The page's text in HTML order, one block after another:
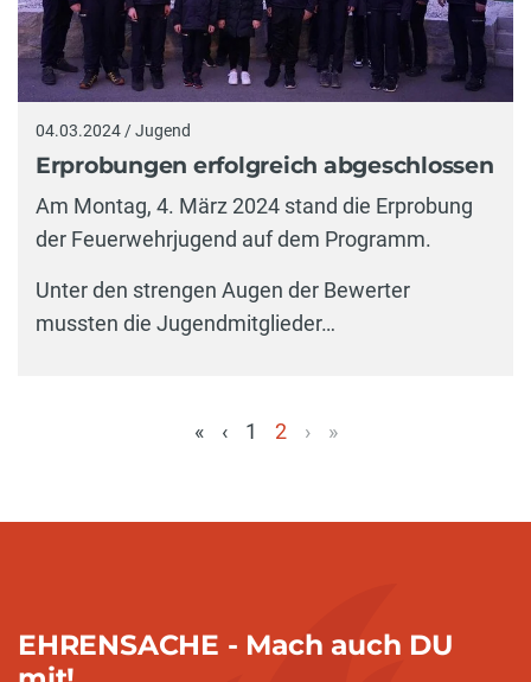
04.03.2024 / Jugend
Erprobungen erfolgreich abgeschlossen
Am Montag, 4. März 2024 stand die Erprobung
der Feuerwehrjugend auf dem Programm.
Unter den strengen Augen der Bewerter
mussten die Jugendmitglieder…
« ‹ 1
2
› »
EHRENSACHE - Mach auch DU